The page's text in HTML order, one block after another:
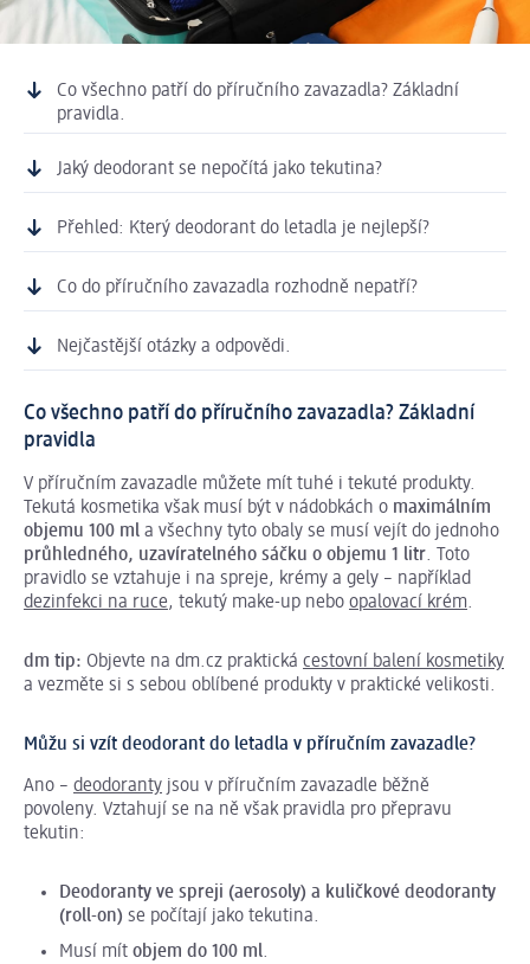
Co všechno patří do příručního zavazadla? Základní
pravidla.
Jaký deodorant se nepočítá jako tekutina?
Přehled: Který deodorant do letadla je nejlepší?
Co do příručního zavazadla rozhodně nepatří?
Nejčastější otázky a odpovědi.
Co všechno patří do příručního zavazadla? Základní
pravidla
V příručním zavazadle můžete mít tuhé i tekuté produkty.
Tekutá kosmetika však musí být v nádobkách o maximálním
objemu 100 ml a všechny tyto obaly se musí vejít do jednoho
průhledného, uzavíratelného sáčku o objemu 1 litr. Toto
pravidlo se vztahuje i na spreje, krémy a gely – například
dezinfekci na ruce, tekutý make-up nebo opalovací krém.
dm tip: Objevte na dm.cz praktická cestovní balení kosmetiky
a vezměte si s sebou oblíbené produkty v praktické velikosti.
Můžu si vzít deodorant do letadla v příručním zavazadle?
Ano – deodoranty jsou v příručním zavazadle běžně
povoleny. Vztahují se na ně však pravidla pro přepravu
tekutin:
Deodoranty ve spreji (aerosoly) a kuličkové deodoranty
(roll-on) se počítají jako tekutina.
Musí mít objem do 100 ml.